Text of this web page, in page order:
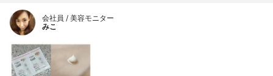
会社員 / 美容モニター
みこ